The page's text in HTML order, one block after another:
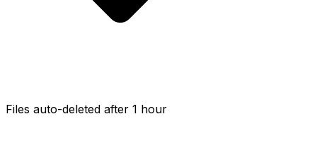
Files auto-deleted after 1 hour